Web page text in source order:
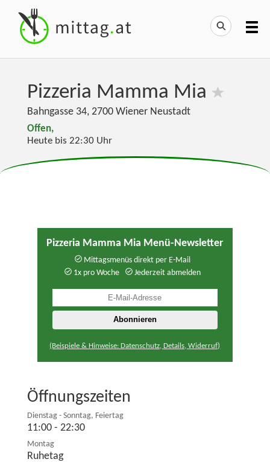
Pizzeria Mamma Mia
Bahngasse 34, 2700 Wiener Neustadt
Offen,
Heute bis 22:30 Uhr
Pizzeria Mamma Mia Menü-Newsletter
Mittagsmenüs direkt per E-Mail
1x pro Woche
Jederzeit abmelden
(Beispiele & Hinweise: Datenschutz, Details, Widerruf)
Öffnungszeiten
Dienstag - Sonntag, Feiertag
11:00 - 22:30
Montag
Ruhetag